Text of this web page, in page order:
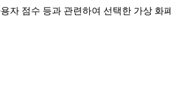
자 점수 등과 관련하여 선택한 가상 화